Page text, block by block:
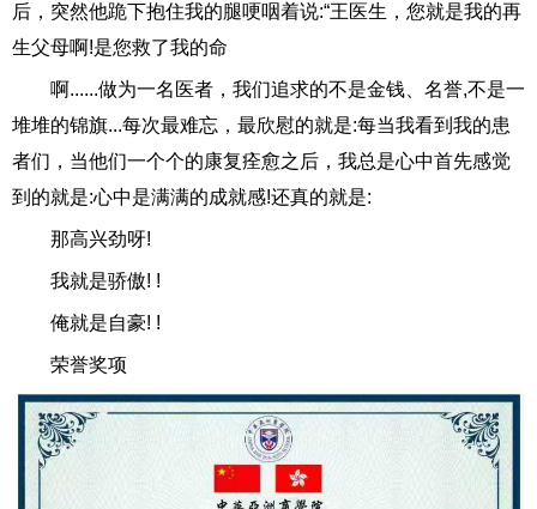
后，突然他跪下抱住我的腿哽咽着说:“王医生，您就是我的再
生父母啊!是您救了我的命
啊......做为一名医者，我们追求的不是金钱、名誉,不是一
堆堆的锦旗...每次最难忘，最欣慰的就是:每当我看到我的患
者们，当他们一个个的康复痊愈之后，我总是心中首先感觉
到的就是:心中是满满的成就感!还真的就是:
那高兴劲呀!
我就是骄傲! !
俺就是自豪! !
荣誉奖项